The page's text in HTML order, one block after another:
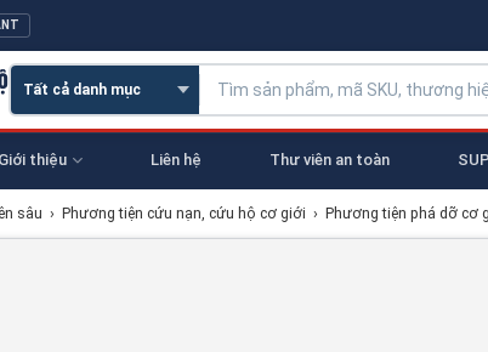
Giới thiệu Liên hệ Thư viên an toàn
sâu › Phương tiện cứu nạn, cứu hộ cơ giới › Phương tiện phá dỡ cơ